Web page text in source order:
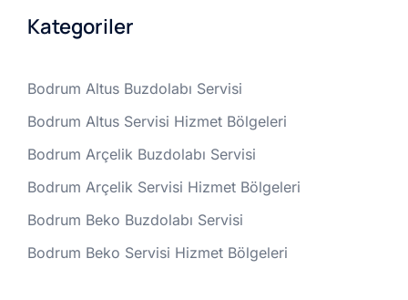
Kategoriler
Bodrum Altus Buzdolabı Servisi
Bodrum Altus Servisi Hizmet Bölgeleri
Bodrum Arçelik Buzdolabı Servisi
Bodrum Arçelik Servisi Hizmet Bölgeleri
Bodrum Beko Buzdolabı Servisi
Bodrum Beko Servisi Hizmet Bölgeleri